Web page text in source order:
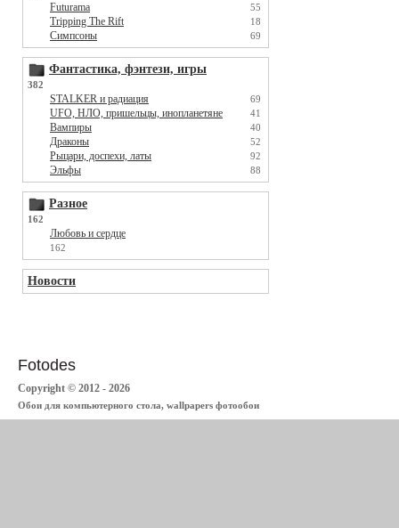
Futurama 55
Tripping The Rift 18
Симпсоны 69
Фантастика, фэнтези, игры
382
STALKER и радиация 69
UFO, НЛО, пришельцы, инопланетяне 41
Вампиры 40
Драконы 52
Рыцари, доспехи, латы 92
Эльфы 88
Разное
162
Любовь и сердце
162
Новости
Fotodes
Copyright © 2012 - 2026
Обои для компьютерного стола, wallpapers фотообои